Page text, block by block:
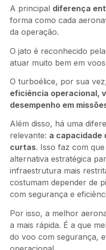
A principal diferença
forma como cada
da operação.
O jato é reconhecido pela
atuar muito bem em
O turboélice, por sua
eficiência operacional,
desempenho em
Além disso, há uma
relevante: a capacidade
curtas. Isso faz com
alternativa estratégica
infraestrutura mais
costumam depender de
com segurança e
Por isso, a melhor
a mais rápida. É a que
do voo com segurança,